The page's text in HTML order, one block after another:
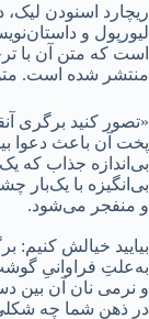
ریچارد اسنودن
لیورپول و
است که متن آن با
منتشر شده است. متن
«تصور کنید برگری
پخت آن باعث دعوا
بی‌اندازه جذاب که
بی‌انگیزه با یک‌بار
و منفجر می‌شود.
بیایید خیالش کنیم:
به‌علتِ فراوانیِ
و نرمی نان آن بین
در ذهن شما چه